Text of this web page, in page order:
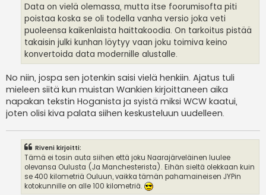
Data on vielä olemassa, mutta itse foorumisofta piti
poistaa koska se oli todella vanha versio joka veti
puoleensa kaikenlaista haittakoodia. On tarkoitus pistää
takaisin julki kunhan löytyy vaan joku toimiva keino
konvertoida data modernille alustalle.
No niin, jospa sen jotenkin saisi vielä henkiin. Ajatus tuli
mieleen siitä kun muistan Wankien kirjoittaneen aika
napakan tekstin Hoganista ja syistä miksi WCW kaatui,
joten olisi kiva palata siihen keskusteluun uudelleen.
Riveni kirjoitti:
Tämä ei tosin auta siihen että joku Naarajärveläinen luulee
olevansa Oulusta (Ja Manchesterista). Eihän sieltä olekkaan kuin
se 400 kilometriä Ouluun, vaikka tämän pahamaineisen JYPin
kotokunnille on alle 100 kilometriä.